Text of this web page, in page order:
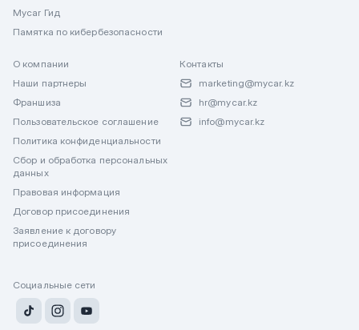
Mycar Гид
Памятка по кибербезопасности
О компании
Наши партнеры
Франшиза
Пользовательское соглашение
Политика конфиденциальности
Сбор и обработка персональных
данных
Правовая информация
Договор присоединения
Заявление к договору
присоединения
Контакты
marketing@mycar.kz
hr@mycar.kz
info@mycar.kz
Социальные сети